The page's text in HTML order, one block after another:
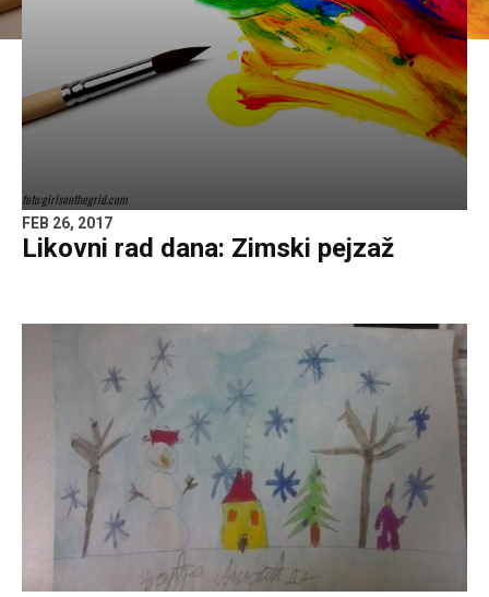
foto:girlsonthegrid.com
FEB 26, 2017
Likovni rad dana: Zimski pejzaž